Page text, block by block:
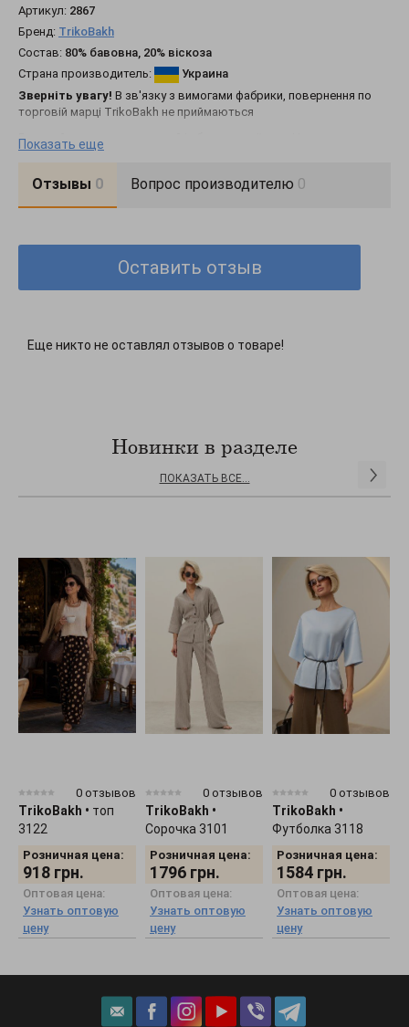
Артикул: 2867
Бренд: TrikoBakh
Состав: 80% бавовна, 20% віскоза
Страна производитель:
Украина
Зверніть увагу! В зв'язку з вимогами фабрики, повернення по
торговій марці TrikoBakh не приймаються
Базовий джемпер виконаний із бавовняної пряжі із додаванням
віскози в щільному, об'ємному переплетенні.
Класичний крій, комфортна лінія плеча, охайна горловина-
Ширина у спокійному нерозтягнутому станіі 47 - 53 см., у
розтягнутому стані 53 - 59 см.
Довжина рукава 54,5 - 55,5 см + ширина плеча 13 - 15 см.
Показать еще
Отзывы 0 Вопрос производителю 0
Оставить отзыв
Еще никто не оставлял отзывов о товаре!
Новинки в разделе
ПОКАЗАТЬ ВСЕ...
0 отзывов
TrikoBakh • топ
3122
Розничная цена:
918 грн.
Оптовая цена:
Узнать оптовую
цену
0 отзывов
TrikoBakh •
Сорочка 3101
Розничная цена:
1796 грн.
Оптовая цена:
Узнать оптовую
цену
0 отзывов
TrikoBakh •
Футболка 3118
Розничная цена:
1584 грн.
Оптовая цена:
Узнать оптовую
цену